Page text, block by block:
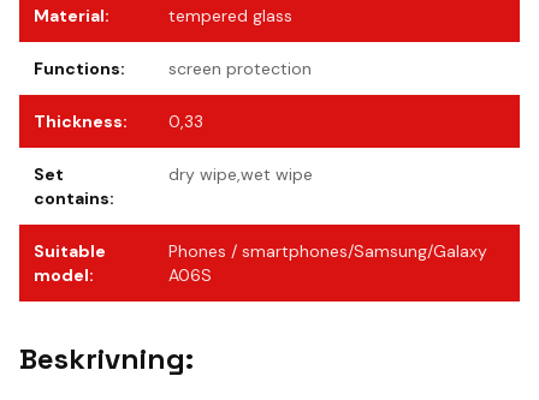
Material: tempered glass
Functions: screen protection
Thickness: 0,33
Set
contains:
dry wipe,wet wipe
Suitable
model:
Phones / smartphones/Samsung/Galaxy
A06S
Beskrivning: